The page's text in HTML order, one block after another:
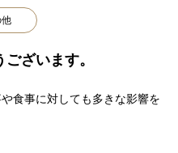
他
ざいます。
食事に対しても多きな影響を